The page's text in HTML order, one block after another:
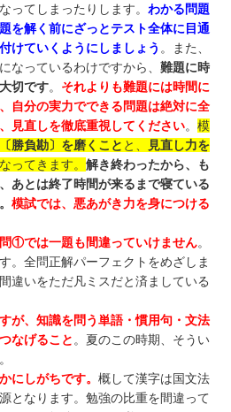
ってしまったりします。 わかる問題
を解く前にざっとテスト全体に目通
けていくようにしましょう 。また、
なっているわけですから、 難題に時
切です。 それよりも難題には時間に
自分の実力でできる問題は絶対に全
見直しを徹底重視してください。 模
勝負勘〕を磨くこと と、
見直し力を
ってきます。 解き終わったから、も
あとは終了時間が来るまで寝ている
模試では、悪あがき力を身につける
①では一題も間違っていけません。
。全問正解パーフェクトをめざしま
違いをただ凡ミスだと済ましている
が、知識を問う単語・慣用句・文法
なげること 。夏のこの時期、そうい
にしがちです。 概して漢字は国文法
となります。勉強の比重を間違って